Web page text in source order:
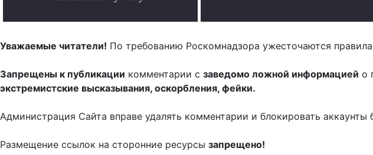
Уважаемые читатели! По требованию Роскомнадзора ужесточаются
Запрещены к публикации комментарии с заведомо ложной информацией о
экстремистские высказывания, оскорбления, фейки.
Администрация Сайта вправе удалять комментарии и блокировать аккаунты
Размещение ссылок на сторонние ресурсы запрещено!